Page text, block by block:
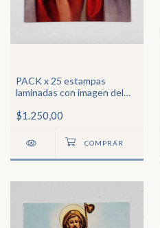
PACK x 25 estampas
laminadas con imagen del
María
$1.250,00